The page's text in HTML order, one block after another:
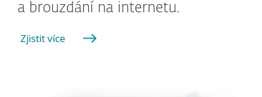
a brouzdání na internetu.
Zjistit více